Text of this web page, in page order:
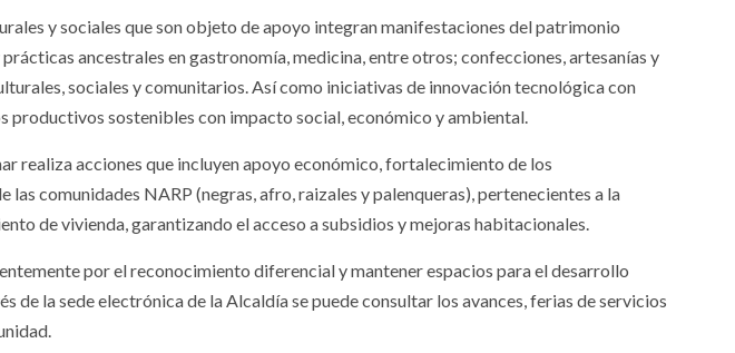
y sociales que son objeto de apoyo integran manifestaciones del patrimonio
ancestrales en gastronomía, medicina, entre otros; confecciones, artesanías y
sociales y comunitarios. Así como iniciativas de innovación tecnológica con
productivos sostenibles con impacto social, económico y ambiental.
realiza acciones que incluyen apoyo económico, fortalecimiento de los
comunidades NARP (negras, afro, raizales y palenqueras), pertenecientes a la
de vivienda, garantizando el acceso a subsidios y mejoras habitacionales.
por el reconocimiento diferencial y mantener espacios para el desarrollo
de la sede electrónica de la Alcaldía se puede consultar los avances, ferias de servicios